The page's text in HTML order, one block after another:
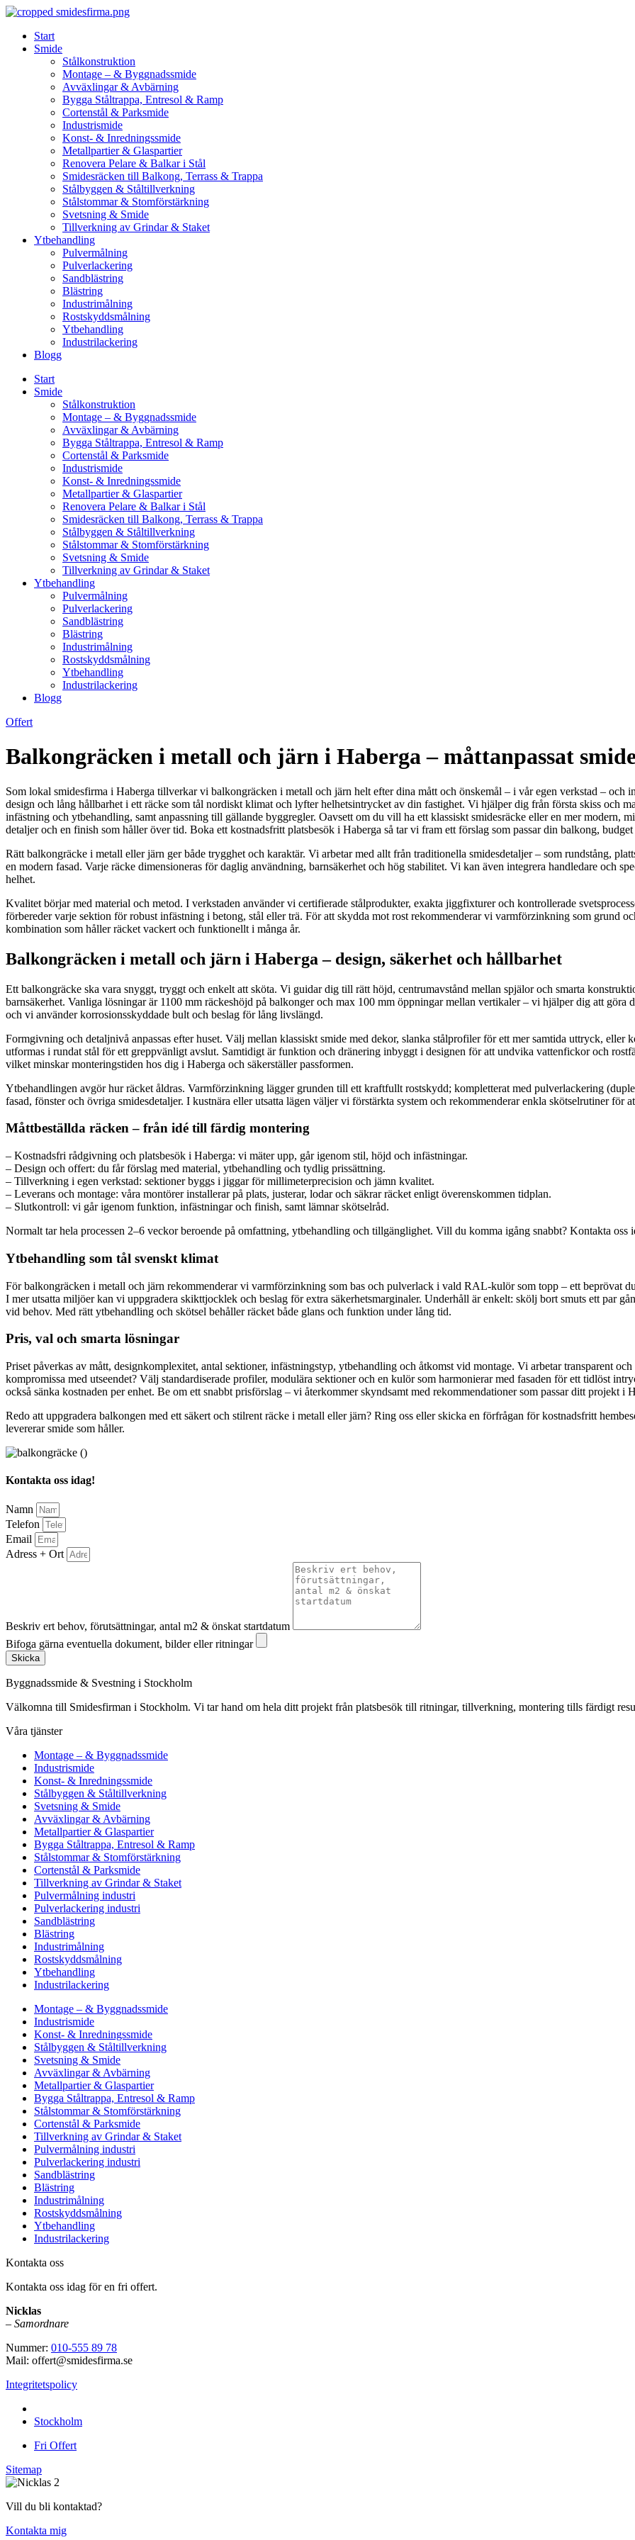
Skip
contentStart
Smide
Stålkonstruktion
Montage – & Byggnadssmide
Avväxlingar & Avbärning
Bygga Ståltrappa, Entresol & Ramp
Cortenstål & Parksmide
Industrismide
Konst- & Inredningssmide
Metallpartier & Glaspartier
Renovera Pelare & Balkar i Stål
Smidesräcken till Balkong, Terrass & Trappa
Stålbyggen & Ståltillverkning
Stålstommar & Stomförstärkning
Svetsning & Smide
Tillverkning av Grindar & Staket
Ytbehandling
Pulvermålning
Pulverlackering
Sandblästring
Blästring
Industrimålning
Rostskyddsmålning
Ytbehandling
Industrilackering
Blogg
Start
Smide
Stålkonstruktion
Montage – & Byggnadssmide
Avväxlingar & Avbärning
Bygga Ståltrappa, Entresol & Ramp
Cortenstål & Parksmide
Industrismide
Konst- & Inredningssmide
Metallpartier & Glaspartier
Renovera Pelare & Balkar i Stål
Smidesräcken till Balkong, Terrass & Trappa
Stålbyggen & Ståltillverkning
Stålstommar & Stomförstärkning
Svetsning & Smide
Tillverkning av Grindar & Staket
Ytbehandling
Pulvermålning
Pulverlackering
Sandblästring
Blästring
Industrimålning
Rostskyddsmålning
Ytbehandling
Industrilackering
Blogg
Offert
Balkongräcken i metall och järn i Haberga – måttanpassat
Som lokal smidesfirma i Haberga tillverkar vi balkongräcken i metall och järn helt efter dina mått och önskemål – i vår egen verkstad – och
design och lång hållbarhet i ett räcke som tål nordiskt klimat och lyfter helhetsintrycket av din fastighet. Vi hjälper dig från första skiss och
infästning och ytbehandling, samt anpassning till gällande byggregler. Oavsett om du vill ha ett klassiskt smidesräcke eller en mer modern,
detaljer och en finish som håller över tid. Boka ett kostnadsfritt platsbesök i Haberga så tar vi fram ett förslag som passar din balkong,
Rätt balkongräcke i metall eller järn ger både trygghet och karaktär. Vi arbetar med allt från traditionella smidesdetaljer – som rundstång,
en modern fasad. Varje räcke dimensioneras för daglig användning, barnsäkerhet och hög stabilitet. Vi kan även integrera handledare och
helhet.
Kvalitet börjar med material och metod. I verkstaden använder vi certifierade stålprodukter, exakta jiggfixturer och kontrollerade
förbereder varje sektion för robust infästning i betong, stål eller trä. För att skydda mot rost rekommenderar vi varmförzinkning som grund
kombination som håller räcket vackert och funktionellt i många år.
Balkongräcken i metall och järn i Haberga – design, säkerhet och hållbarhet
Ett balkongräcke ska vara snyggt, tryggt och enkelt att sköta. Vi guidar dig till rätt höjd, centrumavstånd mellan spjälor och smarta
barnsäkerhet. Vanliga lösningar är 1100 mm räckeshöjd på balkonger och max 100 mm öppningar mellan vertikaler – vi hjälper dig att göra
och vi använder korrosionsskyddade bult och beslag för lång livslängd.
Formgivning och detaljnivå anpassas efter huset. Välj mellan klassiskt smide med dekor, slanka stålprofiler för ett mer samtida uttryck,
utformas i rundat stål för ett greppvänligt avslut. Samtidigt är funktion och dränering inbyggt i designen för att undvika vattenfickor och
vilket minskar monteringstiden hos dig i Haberga och säkerställer passformen.
Ytbehandlingen avgör hur räcket åldras. Varmförzinkning lägger grunden till ett kraftfullt rostskydd; kompletterat med pulverlackering
fasad, fönster och övriga smidesdetaljer. I kustnära eller utsatta lägen väljer vi förstärkta system och rekommenderar enkla skötselrutiner för
Måttbeställda räcken – från idé till färdig montering
– Kostnadsfri rådgivning och platsbesök i Haberga: vi mäter upp, går igenom stil, höjd och infästningar.
– Design och offert: du får förslag med material, ytbehandling och tydlig prissättning.
– Tillverkning i egen verkstad: sektioner byggs i jiggar för millimeterprecision och jämn kvalitet.
– Leverans och montage: våra montörer installerar på plats, justerar, lodar och säkrar räcket enligt överenskommen tidplan.
– Slutkontroll: vi går igenom funktion, infästningar och finish, samt lämnar skötselråd.
Normalt tar hela processen 2–6 veckor beroende på omfattning, ytbehandling och tillgänglighet. Vill du komma igång snabbt? Kontakta oss
Ytbehandling som tål svenskt klimat
För balkongräcken i metall och järn rekommenderar vi varmförzinkning som bas och pulverlack i vald RAL-kulör som topp – ett beprövat
I mer utsatta miljöer kan vi uppgradera skikttjocklek och beslag för extra säkerhetsmarginaler. Underhåll är enkelt: skölj bort smuts ett par
vid behov. Med rätt ytbehandling och skötsel behåller räcket både glans och funktion under lång tid.
Pris, val och smarta lösningar
Priset påverkas av mått, designkomplexitet, antal sektioner, infästningstyp, ytbehandling och åtkomst vid montage. Vi arbetar transparent
kompromissa med utseendet? Välj standardiserade profiler, modulära sektioner och en kulör som harmonierar med fasaden för ett tidlöst
också sänka kostnaden per enhet. Be om ett snabbt prisförslag – vi återkommer skyndsamt med rekommendationer som passar ditt projekt i
Redo att uppgradera balkongen med ett säkert och stilrent räcke i metall eller järn? Ring oss eller skicka en förfrågan för kostnadsfritt
levererar smide som håller.
Kontakta oss idag!
Namn
Telefon
Email
Adress + Ort
Beskriv ert behov, förutsättningar, antal m2 & önskat startdatum
Bifoga gärna eventuella dokument, bilder eller ritningar
Skicka
Byggnadssmide & Svestning i Stockholm
Välkomna till Smidesfirman i Stockholm. Vi tar hand om hela ditt projekt från platsbesök till ritningar, tillverkning, montering tills färdigt
Våra tjänster
Montage – & Byggnadssmide
Industrismide
Konst- & Inredningssmide
Stålbyggen & Ståltillverkning
Svetsning & Smide
Avväxlingar & Avbärning
Metallpartier & Glaspartier
Bygga Ståltrappa, Entresol & Ramp
Stålstommar & Stomförstärkning
Cortenstål & Parksmide
Tillverkning av Grindar & Staket
Pulvermålning industri
Pulverlackering industri
Sandblästring
Blästring
Industrimålning
Rostskyddsmålning
Ytbehandling
Industrilackering
Montage – & Byggnadssmide
Industrismide
Konst- & Inredningssmide
Stålbyggen & Ståltillverkning
Svetsning & Smide
Avväxlingar & Avbärning
Metallpartier & Glaspartier
Bygga Ståltrappa, Entresol & Ramp
Stålstommar & Stomförstärkning
Cortenstål & Parksmide
Tillverkning av Grindar & Staket
Pulvermålning industri
Pulverlackering industri
Sandblästring
Blästring
Industrimålning
Rostskyddsmålning
Ytbehandling
Industrilackering
Kontakta oss
Kontakta oss idag för en fri offert.
Nicklas
– Samordnare
Nummer: 010-555 89 78
Mail: offert@smidesfirma.se
Integritetspolicy
Stockholm
Fri Offert
Sitemap
Vill du bli kontaktad?
Kontakta mig